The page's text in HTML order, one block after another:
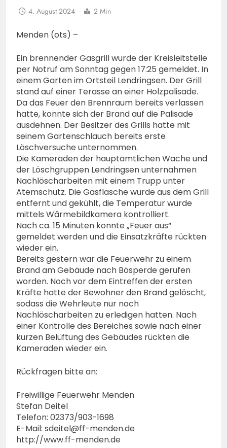
4. August 2024 2 Min
Menden (ots) –
Ein brennender Gasgrill wurde der Kreisleitstelle
per Notruf am Sonntag gegen 17:25 gemeldet. In
einem Garten im Ortsteil Lendringsen. Der Grill
stand auf einer Terasse an einer Holzpalisade.
Da das Feuer den Brennraum bereits verlassen
hatte, konnte sich der Brand auf die Palisade
ausdehnen. Der Besitzer des Grills hatte mit
seinem Gartenschlauch bereits erste
Löschversuche unternommen.
Die Kameraden der hauptamtlichen Wache und
der Löschgruppen Lendringsen unternahmen
Nachlöscharbeiten mit einem Trupp unter
Atemschutz. Die Gasflasche wurde aus dem Grill
entfernt und gekühlt, die Temperatur wurde
mittels Wärmebildkamera kontrolliert.
Nach ca. 15 Minuten konnte „Feuer aus“
gemeldet werden und die Einsatzkräfte rückten
wieder ein.
Bereits gestern war die Feuerwehr zu einem
Brand am Gebäude nach Bösperde gerufen
worden. Noch vor dem Eintreffen der ersten
Kräfte hatte der Bewohner den Brand gelöscht,
sodass die Wehrleute nur noch
Nachlöscharbeiten zu erledigen hatten. Nach
einer Kontrolle des Bereiches sowie nach einer
kurzen Belüftung des Gebäudes rückten die
Kameraden wieder ein.
Rückfragen bitte an:
Freiwillige Feuerwehr Menden
Stefan Deitel
Telefon: 02373/903-1698
E-Mail: sdeitel@ff-menden.de
http://www.ff-menden.de